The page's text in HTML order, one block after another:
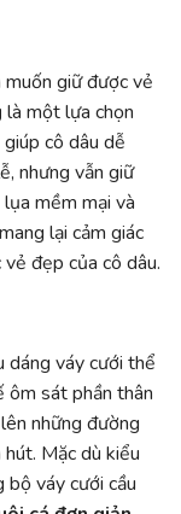
giữ được vẻ
là một lựa chọn
cô dâu dễ
nhưng vẫn giữ
mềm mại và
lại cảm giác
đẹp của cô dâu.
dáng váy cưới thể
ôm sát phần thân
những đường
Mặc dù kiểu
bộ váy cưới cầu